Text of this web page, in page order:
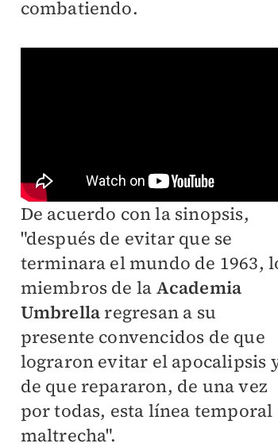
combatiendo.
De acuerdo con la sinopsis,
"después de evitar que se
terminara el mundo de 1963,
miembros de la Academia
Umbrellaregresan a su
presente convencidos de que
lograron evitar el apocalipsis
de que repararon, de una vez
por todas, esta línea temporal
maltrecha".